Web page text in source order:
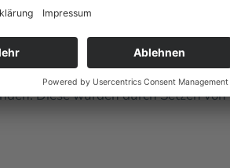
ausgeblasen und mit
von Gurtstein und
Diese wurden durch Setzen